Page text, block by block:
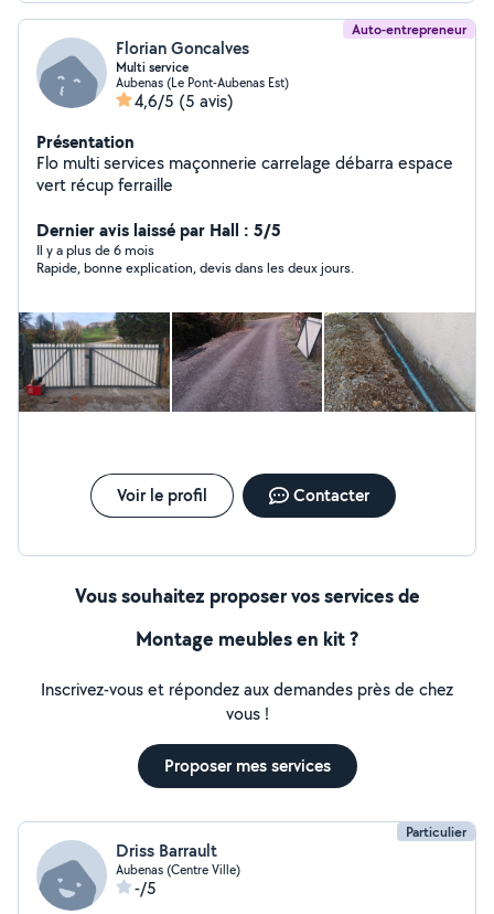
Auto-entrepreneur
Florian Goncalves
Multi service
Aubenas (Le Pont-Aubenas Est)
4,6/5 (5 avis)
Présentation
Flo multi services maçonnerie carrelage débarra espace
vert récup ferraille
Dernier avis laissé par Hall : 5/5
Il y a plus de 6 mois
Rapide, bonne explication, devis dans les deux jours.
Voir le profil Contacter
Vous souhaitez proposer vos services de
Montage meubles en kit ?
Inscrivez-vous et répondez aux demandes près de chez
vous !
Proposer mes services
Particulier
Driss Barrault
Aubenas (Centre Ville)
-/5